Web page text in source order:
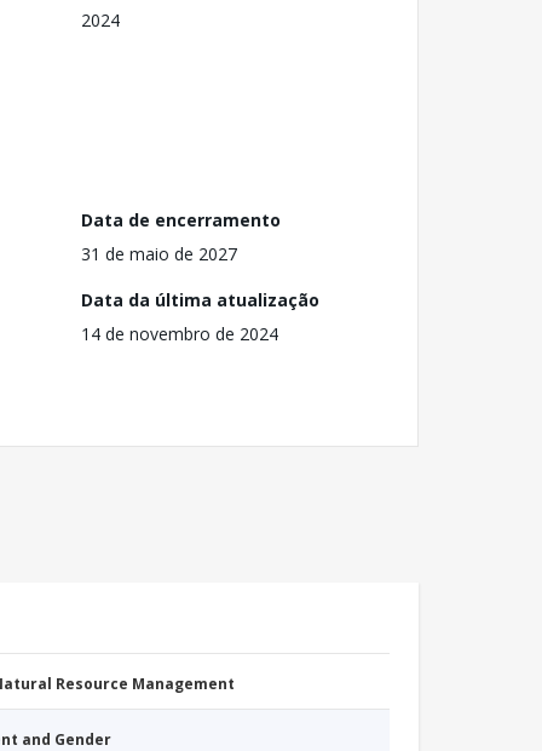
2024
Data de encerramento
31 de maio de 2027
Data da última atualização
14 de novembro de 2024
Resource Management
and Gender